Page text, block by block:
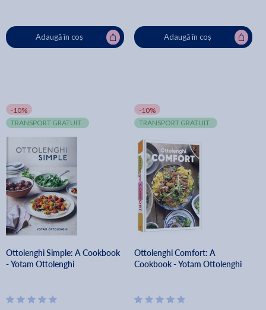
Adaugă în coș Adaugă în coș
-10%
TRANSPORT GRATUIT
Ottolenghi Simple: A Cookbook
- Yotam Ottolenghi
-10%
TRANSPORT GRATUIT
Ottolenghi Comfort: A
Cookbook - Yotam Ottolenghi